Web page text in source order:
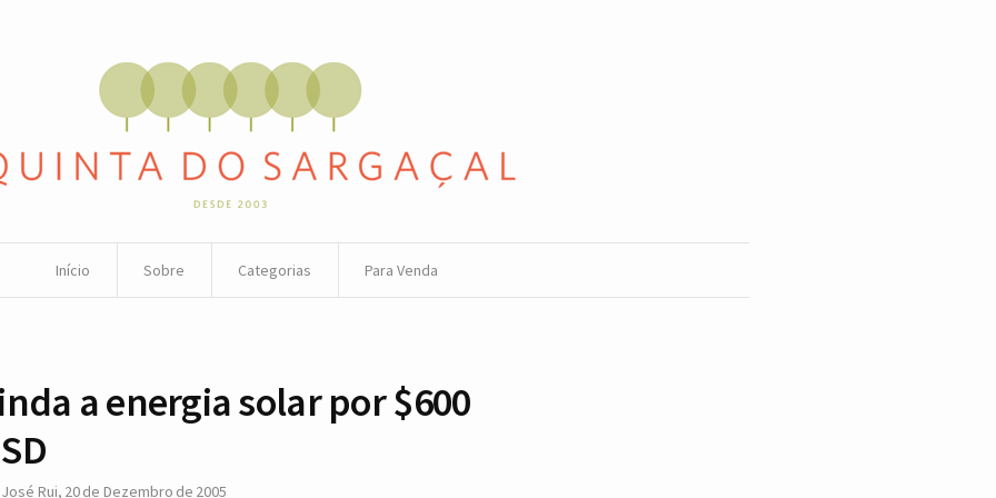
Início Sobre Categorias Para Venda
a energia solar por $600
José Rui, 20 de Dezembro de 2005